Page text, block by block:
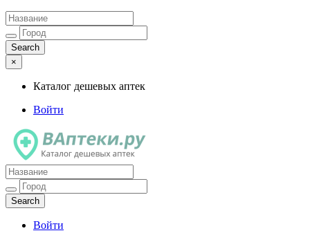
×
Каталог дешевых аптек
Войти
Каталог дешевых аптек
Войти